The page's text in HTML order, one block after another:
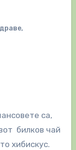
,
са,
билков чай
хибискус.